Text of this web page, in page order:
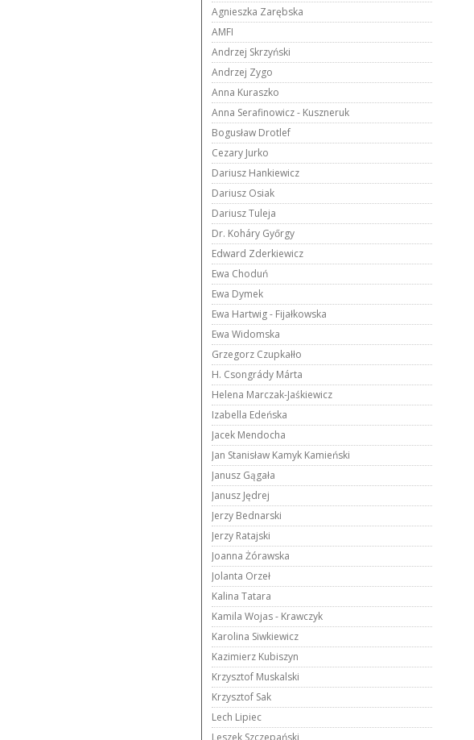
Agnieszka Zarębska
AMFI
Andrzej Skrzyński
Andrzej Zygo
Anna Kuraszko
Anna Serafinowicz - Kuszneruk
Bogusław Drotlef
Cezary Jurko
Dariusz Hankiewicz
Dariusz Osiak
Dariusz Tuleja
Dr. Koháry Győrgy
Edward Zderkiewicz
Ewa Choduń
Ewa Dymek
Ewa Hartwig - Fijałkowska
Ewa Widomska
Grzegorz Czupkałło
H. Csongrády Márta
Helena Marczak-Jaśkiewicz
Izabella Edeńska
Jacek Mendocha
Jan Stanisław Kamyk Kamieński
Janusz Gągała
Janusz Jędrej
Jerzy Bednarski
Jerzy Ratajski
Joanna Żórawska
Jolanta Orzeł
Kalina Tatara
Kamila Wojas - Krawczyk
Karolina Siwkiewicz
Kazimierz Kubiszyn
Krzysztof Muskalski
Krzysztof Sak
Lech Lipiec
Leszek Szczepański